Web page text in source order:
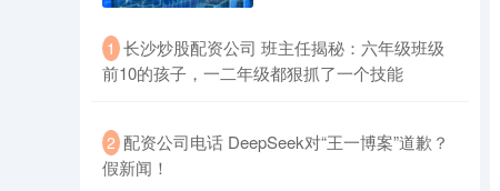
1 ​长沙炒股配资公司 班主任揭秘：六年级班级
前10的孩子，一二年级都狠抓了一个技能
2 ​配资公司电话 DeepSeek对“王一博案”道歉？
假新闻！